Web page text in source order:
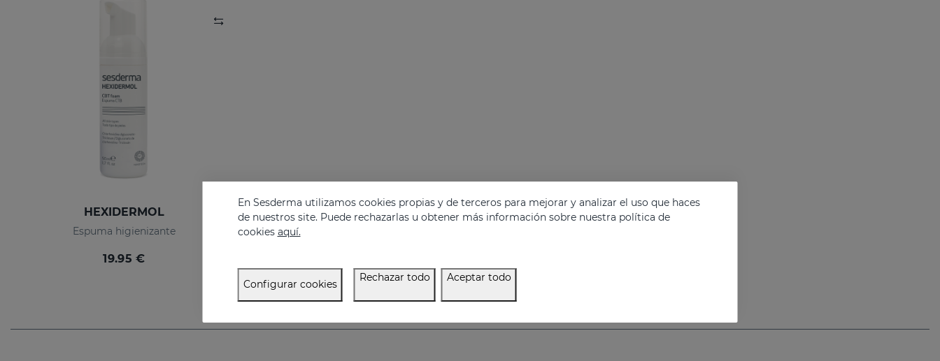
HEXIDERMOL
Espuma higienizante
19.95 €
En Sesderma utilizamos cookies propias y de terceros para mejorar y analizar el uso que haces
de nuestros site. Puede rechazarlas u obtener más información sobre nuestra política de
cookies aquí.
Configurar cookies
Rechazar todo Aceptar todo